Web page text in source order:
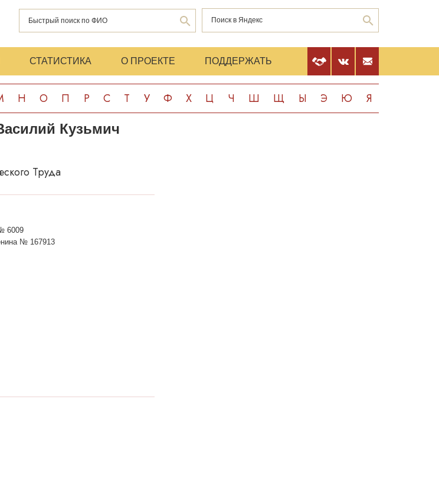
СТАТИСТИКА О ПРОЕКТЕ ПОДДЕРЖАТЬ
Н О П Р С Т У Ф Х Ц Ч Ш Щ Ы Э Ю Я
Кузьмич
Труда
6009
№ 167913